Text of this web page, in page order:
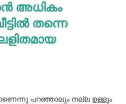
കണ്ടെത്തി.
ചോദ്യം ചെയ്തു.
അധികം
തന്നെ
പറഞ്ഞാലും നല്ല ഉള്ളും